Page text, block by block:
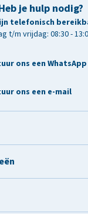
je hulp nodig?
telefonisch
t/m vrijdag: 08:30 -
ons een
ons een e-mail